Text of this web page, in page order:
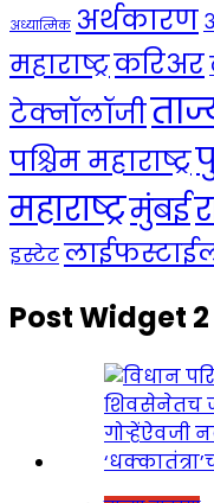
अध्यात्मिक अर्थकारण
महाराष्ट्रकरिअर
टेक्नॉलॉजी
पश्चिम महाराष्ट्र
महाराष्ट्रमुंबई
इस्टेट
Post Widget 2